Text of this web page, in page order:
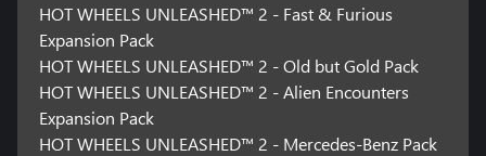
HOT WHEELS UNLEASHED™ 2 - Fast & Furious
Expansion Pack
HOT WHEELS UNLEASHED™ 2 - Old but Gold Pack
HOT WHEELS UNLEASHED™ 2 - Alien Encounters
Expansion Pack
HOT WHEELS UNLEASHED™ 2 - Mercedes-Benz Pack